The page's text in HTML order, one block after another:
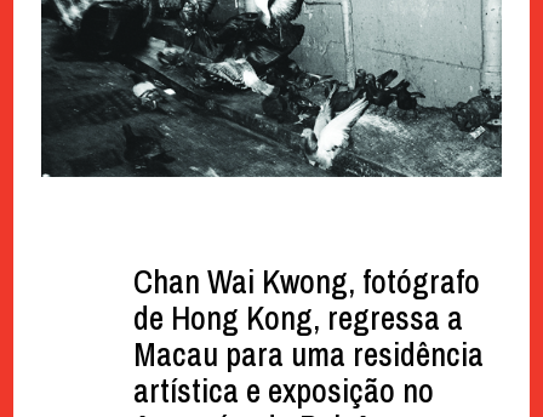
Chan Wai Kwong, fotógrafo
de Hong Kong, regressa a
Macau para uma residência
artística e exposição no